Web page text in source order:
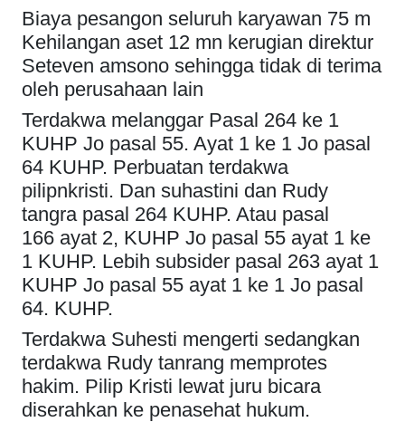
Biaya pesangon seluruh karyawan 75 m
Kehilangan aset 12 mn kerugian direktur
Seteven amsono sehingga tidak di terima
oleh perusahaan lain
Terdakwa melanggar Pasal 264 ke 1
KUHP Jo pasal 55. Ayat 1 ke 1 Jo pasal
64 KUHP. Perbuatan terdakwa
pilipnkristi. Dan suhastini dan Rudy
tangra pasal 264 KUHP. Atau pasal
166 ayat 2, KUHP Jo pasal 55 ayat 1 ke
1 KUHP. Lebih subsider pasal 263 ayat 1
KUHP Jo pasal 55 ayat 1 ke 1 Jo pasal
64. KUHP.
Terdakwa Suhesti mengerti sedangkan
terdakwa Rudy tanrang memprotes
hakim. Pilip Kristi lewat juru bicara
diserahkan ke penasehat hukum.